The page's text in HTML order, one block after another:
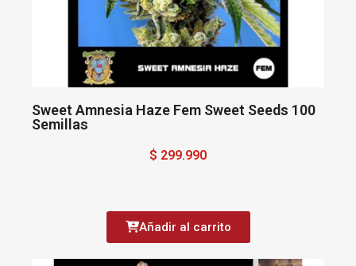
Sweet Amnesia Haze Fem Sweet Seeds 100
Semillas
$ 299.990
Añadir al carrito